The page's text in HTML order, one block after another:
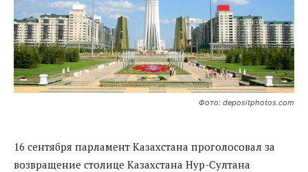
Фото: depositphotos.com
16 сентября парламент Казахстана проголосовал за
возвращение столице Казахстана Нур-Султана